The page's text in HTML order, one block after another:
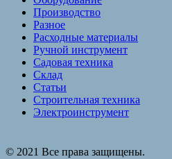
Производство
Разное
Расходные материалы
Ручной инструмент
Садовая техника
Склад
Статьи
Строительная техника
Электроинструмент
© 2021 Все права защищены.